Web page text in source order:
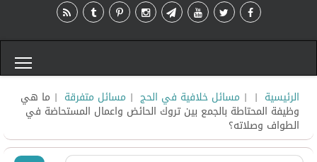
الرئيسية |
| مسائل خلافية في الحج | مسائل متفرقة | ما هي
وظيفة المحتاطة بالجمع بين تروك الحائض واعمال المستحاضة في
الطواف وصلاته؟